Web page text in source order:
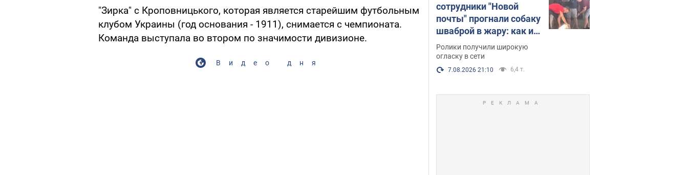
"Зирка" с Кроповницького, которая является старейшим футбольным
клубом Украины (год основания - 1911), снимается с чемпионата.
Команда выступала во втором по значимости дивизионе.
Видео дня
сотрудники "Новой
почты" прогнали собаку
шваброй в жару: как их
наказали. Видео
Ролики получили широкую
огласку в сети
7.08.2026 21:10 6,4 т.